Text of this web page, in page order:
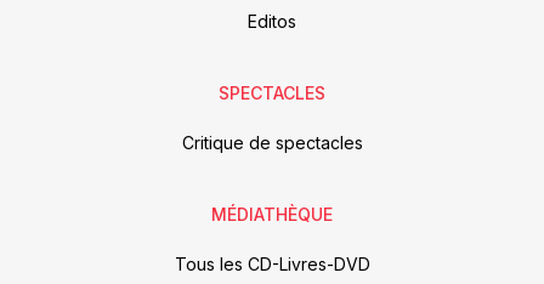
Editos
SPECTACLES
Critique de spectacles
MÉDIATHÈQUE
Tous les CD-Livres-DVD